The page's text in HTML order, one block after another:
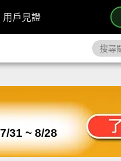
用戶見證
7/31 ~ 8/28